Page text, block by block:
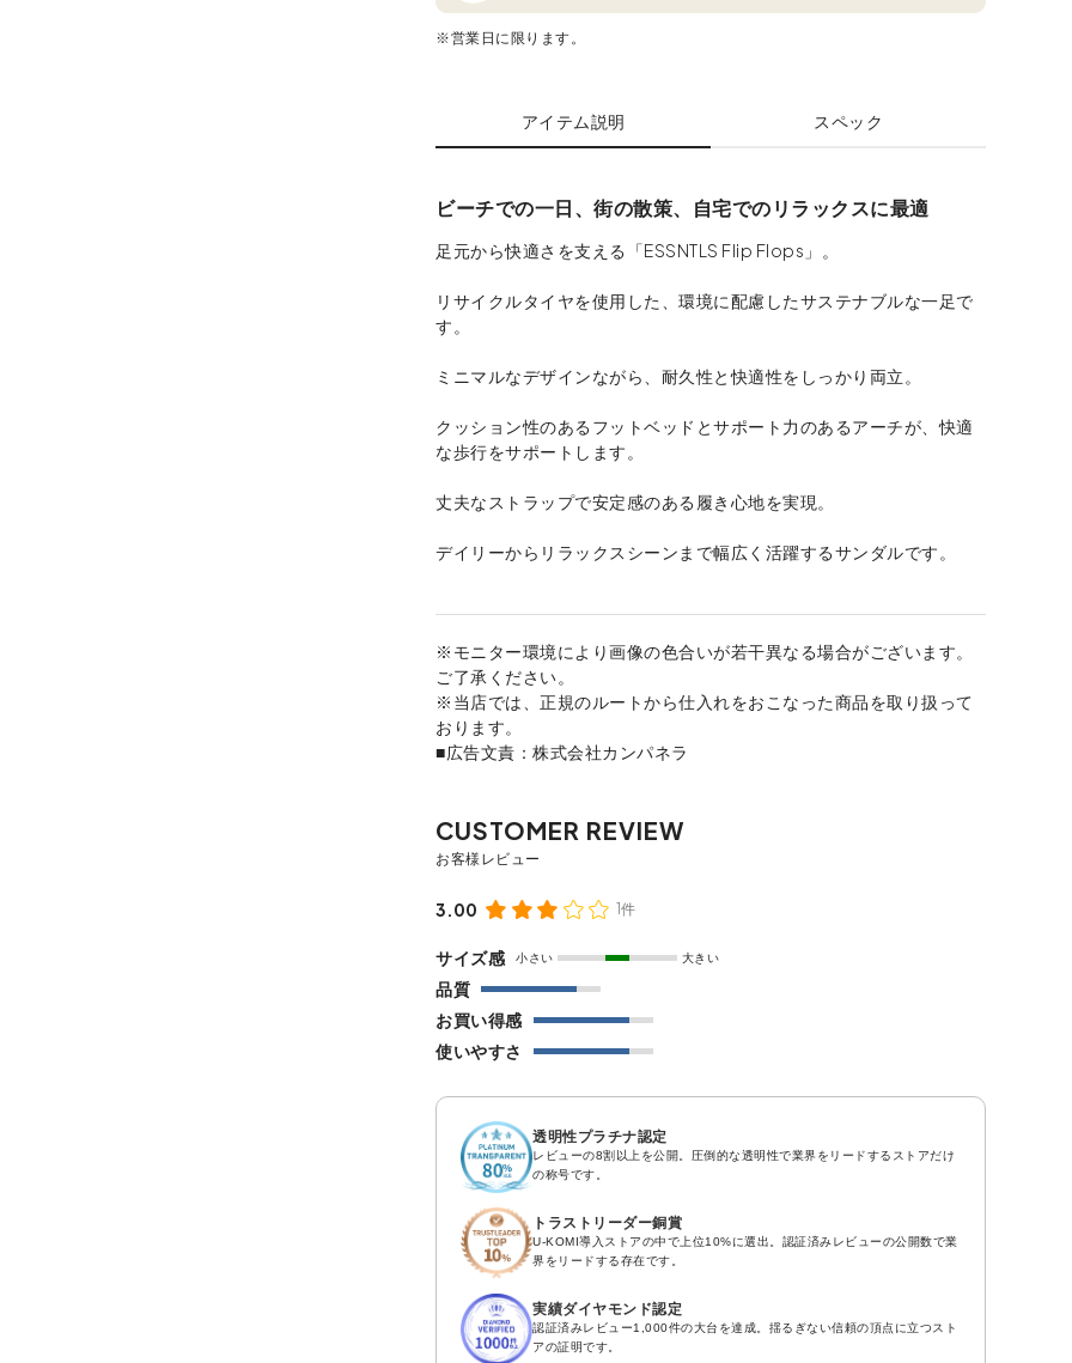
※営業日に限ります。
アイテム説明 スペック
ビーチでの一日、街の散策、自宅でのリラックスに最適
足元から快適さを支える「ESSNTLS Flip Flops」。
リサイクルタイヤを使用した、環境に配慮したサステナブルな一足で
す。
ミニマルなデザインながら、耐久性と快適性をしっかり両立。
クッション性のあるフットベッドとサポート力のあるアーチが、快適
な歩行をサポートします。
丈夫なストラップで安定感のある履き心地を実現。
デイリーからリラックスシーンまで幅広く活躍するサンダルです。
※モニター環境により画像の色合いが若干異なる場合がございます。
ご了承ください。
※当店では、正規のルートから仕入れをおこなった商品を取り扱って
おります。
■広告文責：株式会社カンパネラ
3.00 1件
サイズ感 小さい 大きい
品質
お買い得感
使いやすさ
透明性プラチナ認定
レビューの8割以上を公開。圧倒的な透明性で業界をリードするストアだけ
の称号です。
トラストリーダー銅賞
U-KOMI導入ストアの中で上位10%に選出。認証済みレビューの公開数で業
界をリードする存在です。
実績ダイヤモンド認定
認証済みレビュー1,000件の大台を達成。揺るぎない信頼の頂点に立つスト
アの証明です。